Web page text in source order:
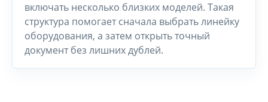
включать несколько близких моделей. Такая
структура помогает сначала выбрать линейку
оборудования, а затем открыть точный
документ без лишних дублей.